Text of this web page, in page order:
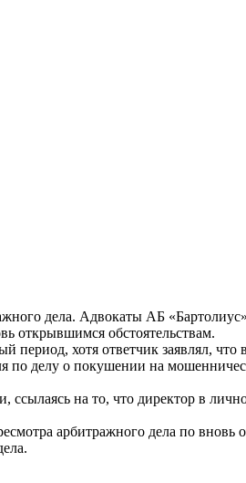
дела. Адвокаты АБ
открывшимся обстоятельствам.
хотя ответчик заявлял, что
по делу о покушении на
на то, что директор в
арбитражного дела по вновь